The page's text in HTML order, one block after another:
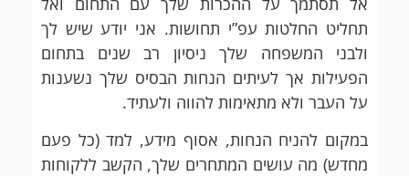
תחליט החלטות עפ”י תחושות. אני יודע שיש לך
ולבני המשפחה שלך ניסיון רב שנים בתחום
הפעילות אך לעיתים הנחות הבסיס שלך נשענות
על העבר ולא מתאימות להווה ולעתיד.
במקום להניח הנחות, אסוף מידע, למד (כל פעם
מחדש) מה עושים המתחרים שלך, הקשב ללקוחות